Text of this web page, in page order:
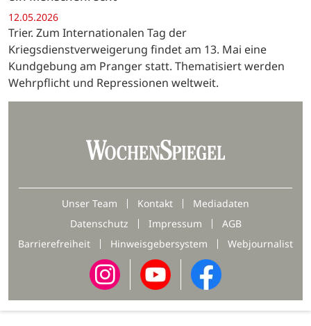
12.05.2026
Trier. Zum Internationalen Tag der
Kriegsdienstverweigerung findet am 13. Mai eine
Kundgebung am Pranger statt. Thematisiert werden
Wehrpflicht und Repressionen weltweit.
Unser Team Kontakt
Mediadaten
Datenschutz
Impressum
AGB
Barrierefreiheit
Hinweisgebersystem Webjournalist